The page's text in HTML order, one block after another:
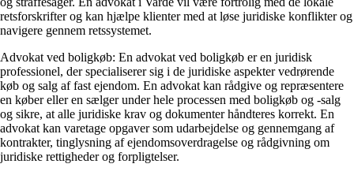
retsforskrifter og kan hjælpe klienter med at løse juridiske konflikter og
navigere gennem retssystemet.
Advokat ved boligkøb: En advokat ved boligkøb er en juridisk
professionel, der specialiserer sig i de juridiske aspekter vedrørende
køb og salg af fast ejendom. En advokat kan rådgive og repræsentere
en køber eller en sælger under hele processen med boligkøb og -salg
og sikre, at alle juridiske krav og dokumenter håndteres korrekt. En
advokat kan varetage opgaver som udarbejdelse og gennemgang af
kontrakter, tinglysning af ejendomsoverdragelse og rådgivning om
juridiske rettigheder og forpligtelser.